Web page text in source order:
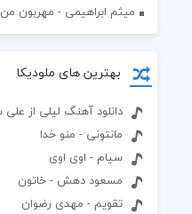
میثم ابراهیمی - مهربون من
بهترین های ملودیکا
دانلود آهنگ لیلی از
مانتونی - منو خدا
سیام - اوی اوی
مسعود دهش - خاتون
تقویم - مهدی رضوان